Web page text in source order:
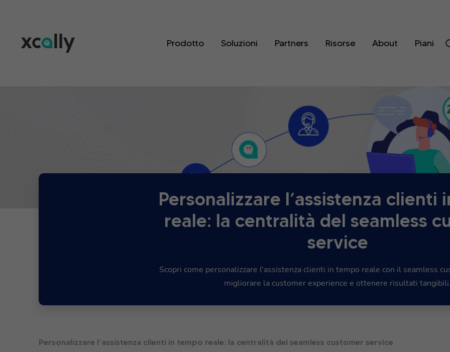
Prodotto Soluzioni Partners Risorse About Piani
Personalizzare l’assistenza clienti
reale: la centralità del seamless
service
Scopri come personalizzare l'assistenza clienti in tempo reale con il seamless
migliorare la customer experience e ottenere risultati
Personalizzare l’assistenza clienti in tempo reale: la centralità del seamless customer service